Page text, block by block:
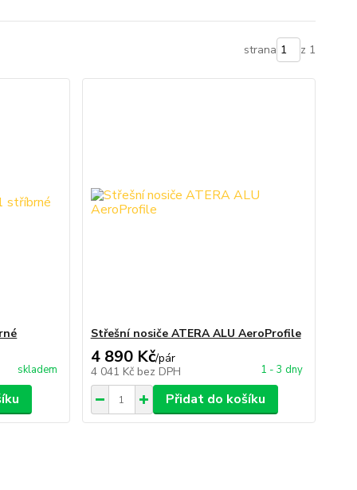
strana z 1
skladem
Střešní nosiče ATERA ALU AeroProfile
4 890 Kč/pár
4 041 Kč bez DPH 1 - 3 dny
Přidat do košíku